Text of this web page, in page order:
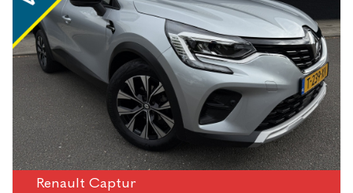
Renault Captur